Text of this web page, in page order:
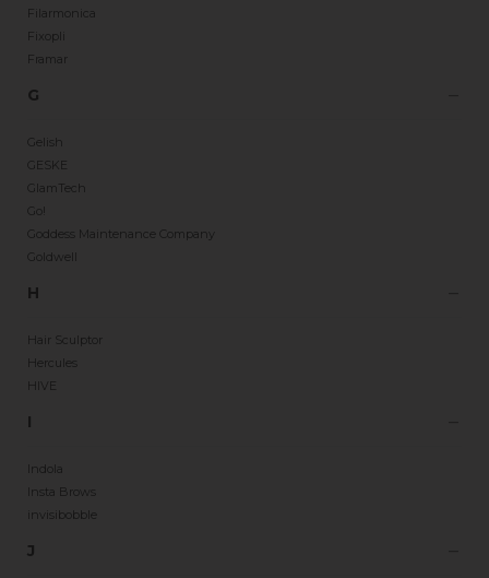
Filarmonica
Fixopli
Framar
G
Gelish
GESKE
GlamTech
Go!
Goddess Maintenance Company
Goldwell
H
Hair Sculptor
Hercules
HIVE
I
Indola
Insta Brows
invisibobble
J